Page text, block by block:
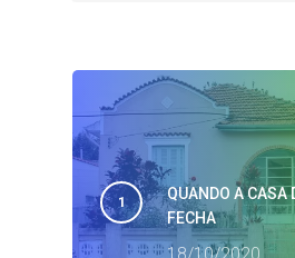
QUANDO A CASA
FECHA